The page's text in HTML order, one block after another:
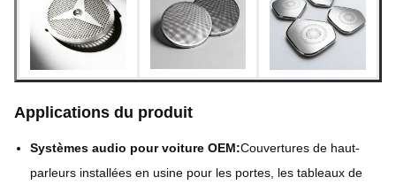
Applications du produit
Systèmes audio pour voiture OEM:Couvertures de haut-
parleurs installées en usine pour les portes, les tableaux de